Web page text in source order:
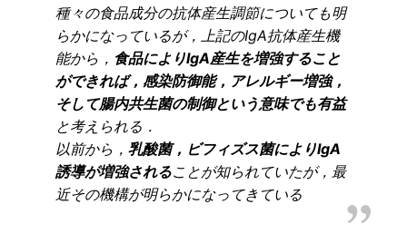
種々の食品成分の抗体産生調節についても明
らかになっているが，上記のIgA抗体産生機
能から， 食品によりIgA産生を増強すること
ができれば，感染防御能，アレルギー増強，
そして腸内共生菌の制御という意味でも有益
と考えられる．
以前から， 乳酸菌，ビフィズス菌によりIgA
誘導が増強されることが知られていたが，最
近その機構が明らかになってきている